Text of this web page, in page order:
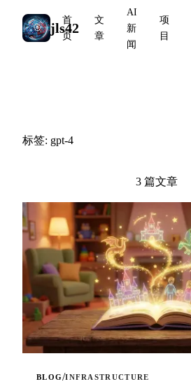
jls42
首
页
文
章
AI
新
闻
项
目
标签: gpt-4
3 篇文章
BLOG/INFRASTRUCTURE